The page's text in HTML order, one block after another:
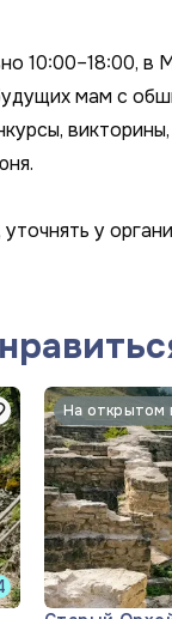
10:00–18:00, в
мам с
у